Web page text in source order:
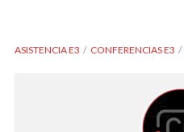
ASISTENCIA E3 CONFERENCIAS E3